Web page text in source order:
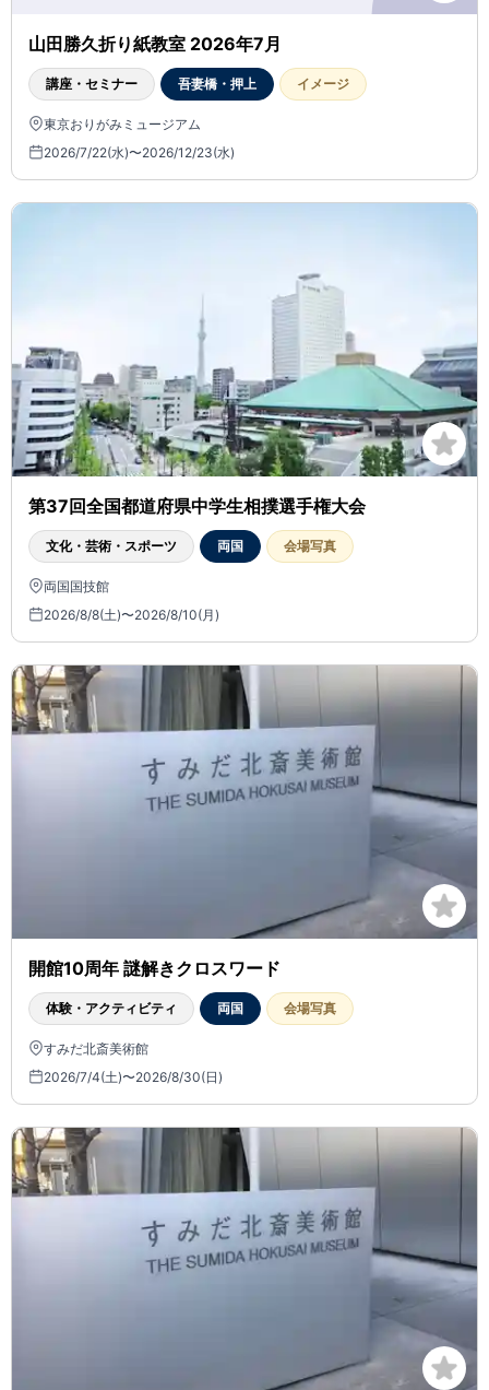
山田勝久折り紙教室 2026年7月
講座・セミナー 吾妻橋・押上 イメージ
東京おりがみミュージアム
2026/7/22(水)〜2026/12/23(水)
第37回全国都道府県中学生相撲選手権大会
文化・芸術・スポーツ 両国 会場写真
両国国技館
2026/8/8(土)〜2026/8/10(月)
開館10周年 謎解きクロスワード
体験・アクティビティ 両国 会場写真
すみだ北斎美術館
2026/7/4(土)〜2026/8/30(日)